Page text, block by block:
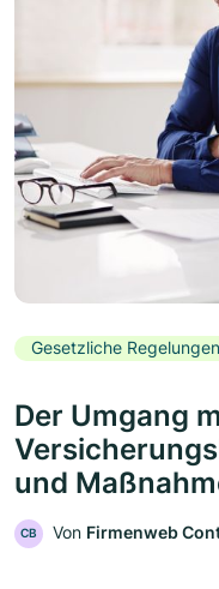
Gesetzliche Regelungen
Der Umgang
und
CB Von Firmenweb